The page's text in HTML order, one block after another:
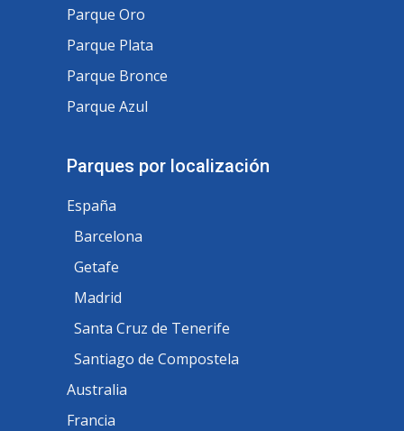
Parque Oro
Parque Plata
Parque Bronce
Parque Azul
Parques por localización
España
Barcelona
Getafe
Madrid
Santa Cruz de Tenerife
Santiago de Compostela
Australia
Francia